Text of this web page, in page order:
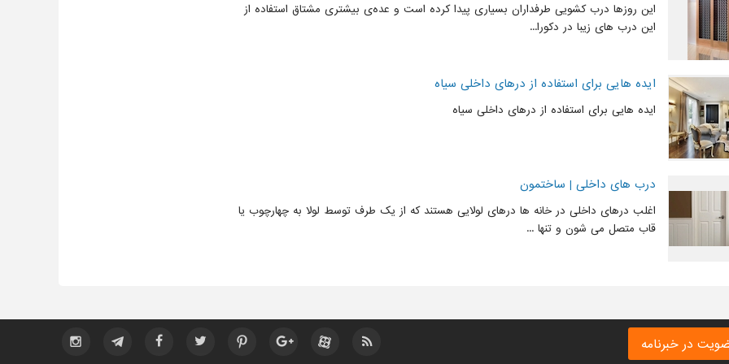
این روزها درب کشویی طرفداران بسیاری پیدا کرده است و عده‌ی بیشتری مشتاق استفاده از
این درب های زیبا در دکورا...
ایده هایی برای استفاده از درهای داخلی سیاه
ایده هایی برای استفاده از درهای داخلی سیاه
درب های داخلی | ساختمون
اغلب درهای داخلی در خانه ها درهای لولایی هستند که از یک طرف توسط لولا به چهارچوب یا
قاب متصل می شون و تنها ...
در خبرنامه